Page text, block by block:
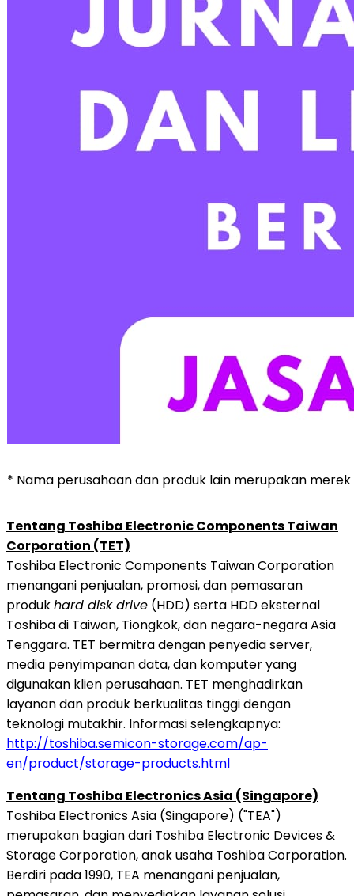
* Nama perusahaan dan produk lain merupakan
Tentang Toshiba Electronic Components Taiwan
Corporation (TET)
Toshiba Electronic Components Taiwan Corporation
menangani penjualan, promosi, dan pemasaran
produkhard disk drive (HDD) serta HDD eksternal
Toshiba di Taiwan, Tiongkok, dan negara-negara Asia
Tenggara. TET bermitra dengan penyedia server,
media penyimpanan data, dan komputer yang
digunakan klien perusahaan. TET menghadirkan
layanan dan produk berkualitas tinggi dengan
teknologi mutakhir. Informasi selengkapnya:
http://toshiba.semicon-storage.com/ap-
en/product/storage-products.html
Tentang Toshiba Electronics Asia (Singapore)
Toshiba Electronics Asia (Singapore) ("TEA")
merupakan bagian dari Toshiba Electronic Devices &
Storage Corporation, anak usaha Toshiba Corporation.
Berdiri pada 1990, TEA menangani penjualan,